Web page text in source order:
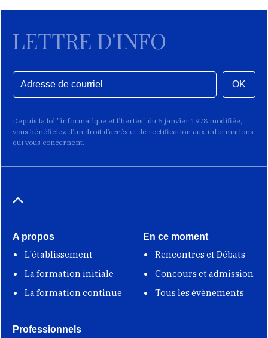
LETTRE D'INFO
OK
Depuis la loi "informatique et libertés" du 6 janvier 1978 modifiée,
vous bénéficiez d’un droit d’accès et de rectification aux informations
qui vous concernent.
A propos
L'établissement
La formation initiale
La formation continue
En ce moment
Rencontres et Débats
Concours et admission
Tous les évènements
Professionnels